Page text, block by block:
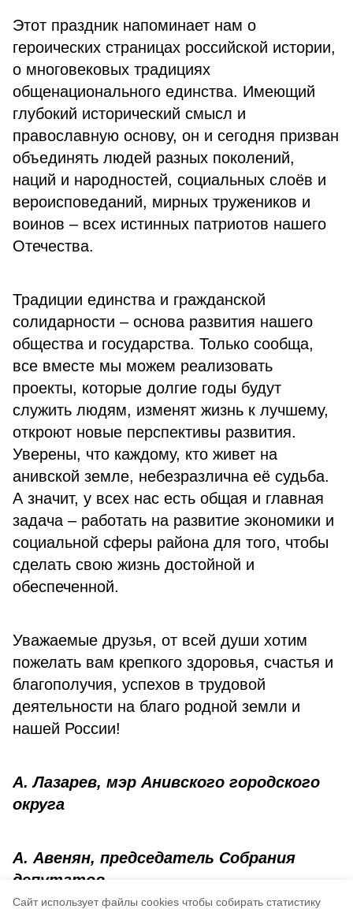
Cайт использует файлы cookies чтобы собирать статистику
Этот праздник напоминает нам о
героических страницах российской истории,
о многовековых традициях
общенационального единства. Имеющий
глубокий исторический смысл и
православную основу, он и сегодня призван
объединять людей разных поколений,
наций и народностей, социальных слоёв и
вероисповеданий, мирных тружеников и
воинов – всех истинных патриотов нашего
Отечества.
Традиции единства и гражданской
солидарности – основа развития нашего
общества и государства. Только сообща,
все вместе мы можем реализовать
проекты, которые долгие годы будут
служить людям, изменят жизнь к лучшему,
откроют новые перспективы развития.
Уверены, что каждому, кто живет на
анивской земле, небезразлична её судьба.
А значит, у всех нас есть общая и главная
задача – работать на развитие экономики и
социальной сферы района для того, чтобы
сделать свою жизнь достойной и
обеспеченной.
Уважаемые друзья, от всей души хотим
пожелать вам крепкого здоровья, счастья и
благополучия, успехов в трудовой
деятельности на благо родной земли и
нашей России!
А. Лазарев, мэр Анивского городского
округа
А. Авенян, председатель Собрания
депутатов